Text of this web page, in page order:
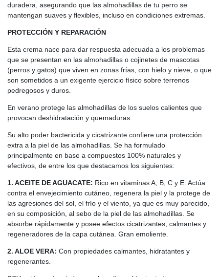
duradera, asegurando que las almohadillas de tu perro se
mantengan suaves y flexibles, incluso en condiciones extremas.
PROTECCIÓN Y REPARACIÓN
Esta crema nace para dar respuesta adecuada a los problemas
que se presentan en las almohadillas o cojinetes de mascotas
(perros y gatos) que viven en zonas frías, con hielo y nieve, o que
son sometidos a un exigente ejercicio físico sobre terrenos
pedregosos y duros.
En verano protege las almohadillas de los suelos calientes que
provocan deshidratación y quemaduras.
Su alto poder bactericida y cicatrizante confiere una protección
extra a la piel de las almohadillas. Se ha formulado
principalmente en base a compuestos 100% naturales y
efectivos, de entre los que destacamos los siguientes:
1. ACEITE DE AGUACATE: Rico en vitaminas A, B, C y E. Actúa
contra el envejecimiento cutáneo, regenera la piel y la protege de
las agresiones del sol, el frío y el viento, ya que es muy parecido,
en su composición, al sebo de la piel de las almohadillas. Se
absorbe rápidamente y posee efectos cicatrizantes, calmantes y
regeneradores de la capa cutánea. Gran emoliente.
2. ALOE VERA: Con propiedades calmantes, hidratantes y
regenerantes.